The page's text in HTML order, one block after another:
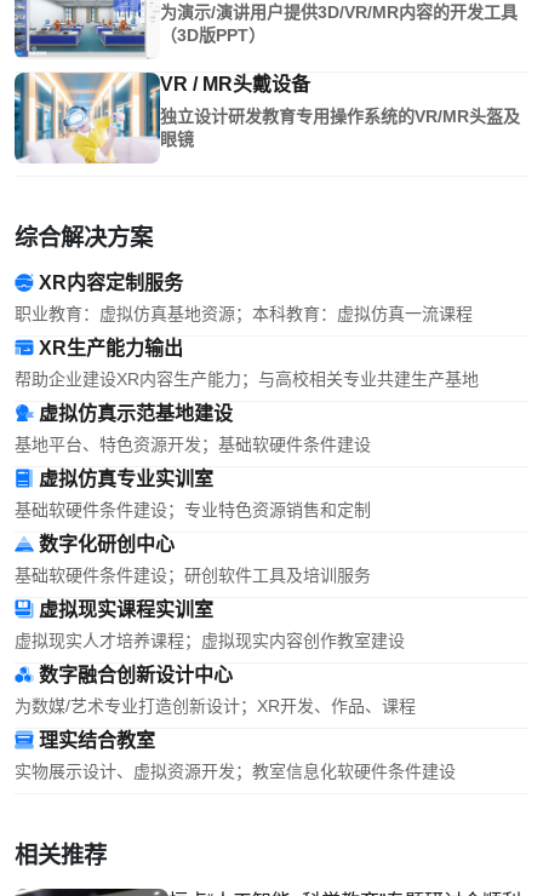
为演示/演讲用户提供3D/VR/MR内容的开发工具
（3D版PPT）
VR / MR头戴设备
独立设计研发教育专用操作系统的VR/MR头盔及
眼镜
综合解决方案
XR内容定制服务
职业教育：虚拟仿真基地资源；本科教育：虚拟仿真一流课程
XR生产能力输出
帮助企业建设XR内容生产能力；与高校相关专业共建生产基地
虚拟仿真示范基地建设
基地平台、特色资源开发；基础软硬件条件建设
虚拟仿真专业实训室
基础软硬件条件建设；专业特色资源销售和定制
数字化研创中心
基础软硬件条件建设；研创软件工具及培训服务
虚拟现实课程实训室
虚拟现实人才培养课程；虚拟现实内容创作教室建设
数字融合创新设计中心
为数媒/艺术专业打造创新设计；XR开发、作品、课程
理实结合教室
实物展示设计、虚拟资源开发；教室信息化软硬件条件建设
相关推荐